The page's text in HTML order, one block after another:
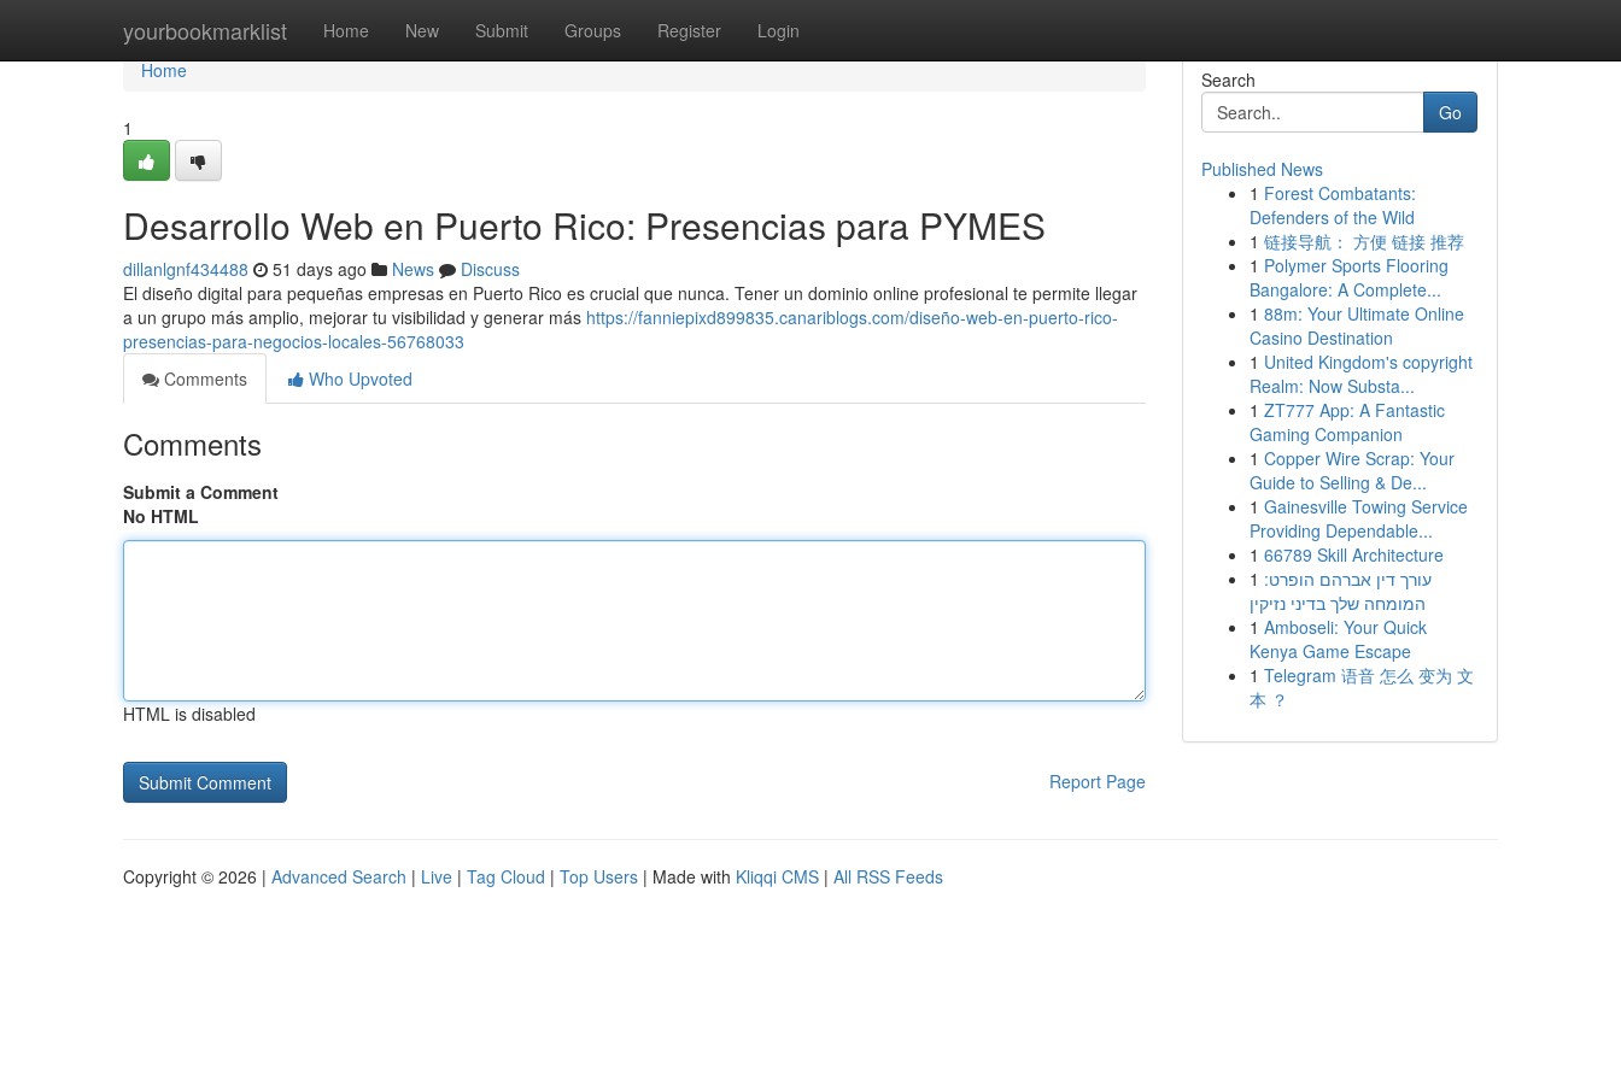
yourbookmarklist Home New Submit Groups Register Login
Home
Home
1
Desarrollo Web en Puerto Rico: Presencias para PYMES
dillanlgnf434488 51 days ago News
Discuss
El diseño digital para pequeñas empresas en Puerto Rico es crucial que nunca. Tener un dominio online profesional te permite llegar
a un grupo más amplio, mejorar tu visibilidad y generar más https://fanniepixd899835.canariblogs.com/diseño-web-en-puerto-rico-
presencias-para-negocios-locales-56768033
Comments
Who Upvoted
Comments
Submit a Comment
No HTML
HTML is disabled
Report Page
Search
Go
Published News
1 Forest Combatants:
Defenders of the Wild
1 链接导航： 方便 链接 推荐
1 Polymer Sports Flooring
Bangalore: A Complete...
1 88m: Your Ultimate Online
Casino Destination
1 United Kingdom's copyright
Realm: Now Substa...
1 ZT777 App: A Fantastic
Gaming Companion
1 Copper Wire Scrap: Your
Guide to Selling & De...
1 Gainesville Towing Service
Providing Dependable...
1 66789 Skill Architecture
1 עורך דין אברהם הופרט:
המומחה שלך בדיני נזיקין
1 Amboseli: Your Quick
Kenya Game Escape
1 Telegram 语音 怎么 变为 文
本 ？
Copyright © 2026 | Advanced Search | Live | Tag Cloud | Top Users | Made with Kliqqi CMS | All RSS Feeds